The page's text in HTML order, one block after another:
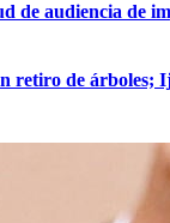
de audiencia de
retiro de árboles;